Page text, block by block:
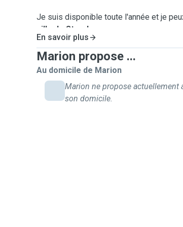
Je suis disponible toute l'année et je
ville de Strasbourg
Hâte de garder vos petites patates 🦦
À bientôt,
En savoir plus
Marion propose ...
Au domicile de Marion
Marion ne propose actuellement
son domicile.